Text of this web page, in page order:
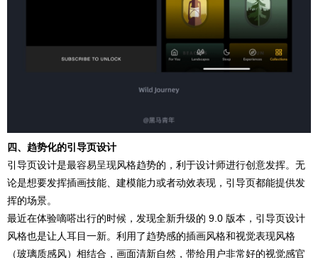
四、趋势化的引导页设计
引导页设计是最容易呈现风格趋势的，利于设计师进行创意发挥。无
论是想要发挥插画技能、建模能力或者动效表现，引导页都能提供发
挥的场景。
最近在体验嘀嗒出行的时候，发现全新升级的 9.0 版本，引导页设计
风格也是让人耳目一新。利用了趋势感的插画风格和视觉表现风格
（玻璃质感风）相结合，画面清新自然，带给用户非常好的视觉感官